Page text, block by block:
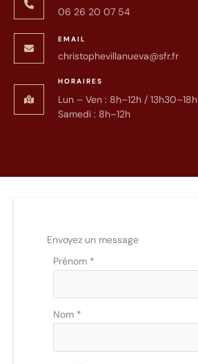
06 26 20 07 54
EMAIL
christophevillanueva@sfr.fr
HORAIRES
Lun – Ven : 8h–12h / 13h30–18h
Samedi : 8h–12h
Envoyez un message
Formulaire
avec
téléphone
Prénom *
Nom *